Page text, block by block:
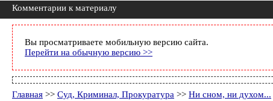
Комментарии к материалу
Вы просматриваете мобильную версию сайта.
Перейти на обычную версию >>
Главная >> Суд, Криминал, Прокуратура >> Ни сном, ни духом...